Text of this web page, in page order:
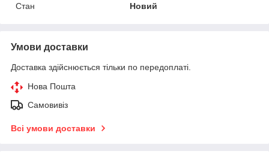
Стан
Новий
Умови доставки
Доставка здійснюється тільки по передоплаті.
Нова Пошта
Самовивіз
Всі умови доставки